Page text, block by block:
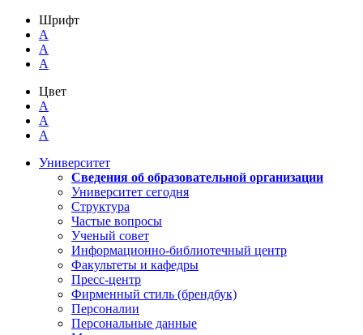
Шрифт
A
A
A
Цвет
A
A
A
Университет
Сведения об образовательной организации
Университет сегодня
Структура
Частые вопросы
Ученый совет
Информационно-библиотечный центр
Факультеты и кафедры
Пресс-центр
Фирменный стиль (брендбук)
Персоналии
Персональные данные